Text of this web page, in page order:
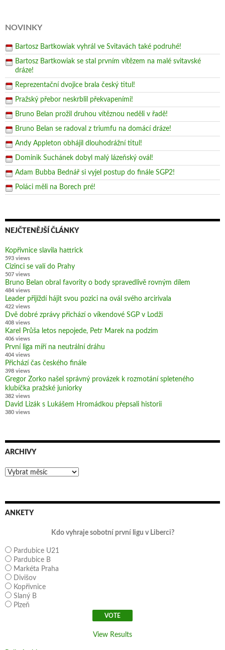
NOVINKY
Bartosz Bartkowiak vyhrál ve Svitavách také podruhé!
Bartosz Bartkowiak se stal prvním vítězem na malé svitavské
dráze!
Reprezentační dvojice brala český titul!
Pražský přebor neskrblil překvapeními!
Bruno Belan prožil druhou vítěznou neděli v řadě!
Bruno Belan se radoval z triumfu na domácí dráze!
Andy Appleton obhájil dlouhodrážní titul!
Dominik Suchánek dobyl malý lázeňský ovál!
Adam Bubba Bednář si vyjel postup do finále SGP2!
Poláci měli na Borech pré!
NEJČTENĚJŠÍ ČLÁNKY
Kopřivnice slavila hattrick
593 views
Cizinci se valí do Prahy
507 views
Bruno Belan obral favority o body spravedlivě rovným dílem
484 views
Leader přijíždí hájit svou pozici na ovál svého arcirivala
422 views
Dvě dobré zprávy přichází o víkendové SGP v Lodži
408 views
Karel Průša letos nepojede, Petr Marek na podzim
406 views
První liga míří na neutrální dráhu
404 views
Přichází čas českého finále
398 views
Gregor Zorko našel správný provázek k rozmotání spleteného
klubíčka pražské juniorky
382 views
David Lizák s Lukášem Hromádkou přepsali historii
380 views
ARCHIVY
Archivy
ANKETY
Kdo vyhraje sobotní první ligu v Liberci?
Pardubice U21
Pardubice B
Markéta Praha
Divišov
Kopřivnice
Slaný B
Plzeň
View Results